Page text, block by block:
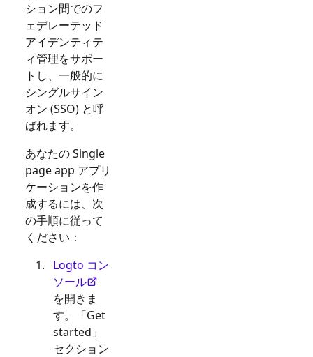
ション間でのフ
ェデレーテッド
アイデンティテ
ィ管理をサポー
トし、一般的に
シングルサイン
オン (SSO) と呼
ばれます。
あなたのSingle
page app アプリ
ケーションを作
成するには、次
の手順に従って
ください：
Logto コン
ソール
を開きま
す。「Get
started」
セクション